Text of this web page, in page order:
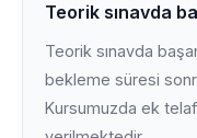
Teorik sınavda
Teorik sınavda
bekleme süresi
Kursumuzda ek